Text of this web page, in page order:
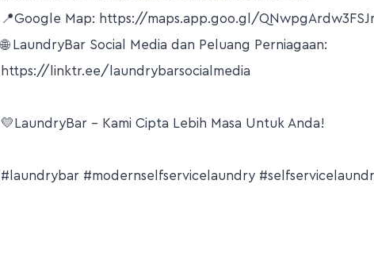
📍Google Map: https://maps.app.goo.gl/
🌐 LaundryBar Social Media dan Peluang Perniagaan:
https://linktr.ee/laundrybarsocialmedia
💛LaundryBar – Kami Cipta Lebih Masa Untuk Anda!
#laundrybar #modernselfservicelaundry